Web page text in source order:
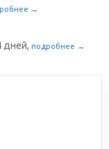
→
дней, подробнее →